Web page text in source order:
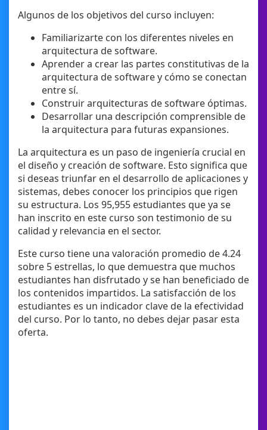
Algunos de los objetivos del curso incluyen:
Familiarizarte con los diferentes niveles en
arquitectura de software.
Aprender a crear las partes constitutivas de la
arquitectura de software y cómo se conectan
entre sí.
Construir arquitecturas de software óptimas.
Desarrollar una descripción comprensible de
la arquitectura para futuras expansiones.
La arquitectura es un paso de ingeniería crucial en
el diseño y creación de software. Esto significa que
si deseas triunfar en el desarrollo de aplicaciones y
sistemas, debes conocer los principios que rigen
su estructura. Los 95,955 estudiantes que ya se
han inscrito en este curso son testimonio de su
calidad y relevancia en el sector.
Este curso tiene una valoración promedio de 4.24
sobre 5 estrellas, lo que demuestra que muchos
estudiantes han disfrutado y se han beneficiado de
los contenidos impartidos. La satisfacción de los
estudiantes es un indicador clave de la efectividad
del curso. Por lo tanto, no debes dejar pasar esta
oferta.